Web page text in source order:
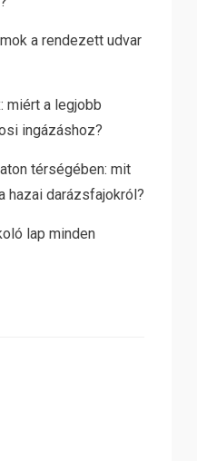
a rendezett udvar
miért a legjobb
ingázáshoz?
térségében: mit
hazai darázsfajokról?
lap minden